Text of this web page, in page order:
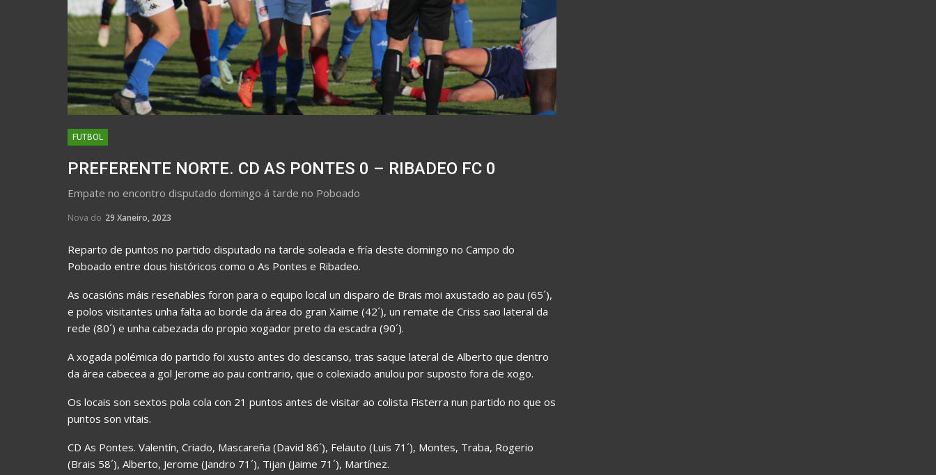
FUTBOL
PREFERENTE NORTE. CD AS PONTES 0 – RIBADEO FC 0
Empate no encontro disputado domingo á tarde no Poboado
Nova do 29 Xaneiro, 2023
Reparto de puntos no partido disputado na tarde soleada e fría deste domingo no Campo do
Poboado entre dous históricos como o As Pontes e Ribadeo.
As ocasións máis reseñables foron para o equipo local un disparo de Brais moi axustado ao pau (65´),
e polos visitantes unha falta ao borde da área do gran Xaime (42´), un remate de Criss sao lateral da
rede (80´) e unha cabezada do propio xogador preto da escadra (90´).
A xogada polémica do partido foi xusto antes do descanso, tras saque lateral de Alberto que dentro
da área cabecea a gol Jerome ao pau contrario, que o colexiado anulou por suposto fora de xogo.
Os locais son sextos pola cola con 21 puntos antes de visitar ao colista Fisterra nun partido no que os
puntos son vitais.
CD As Pontes. Valentín, Criado, Mascareña (David 86´), Felauto (Luis 71´), Montes, Traba, Rogerio
(Brais 58´), Alberto, Jerome (Jandro 71´), Tijan (Jaime 71´), Martínez.